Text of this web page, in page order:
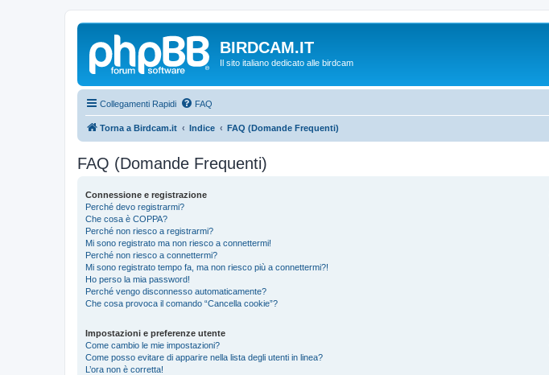
BIRDCAM.IT
Il sito italiano dedicato alle birdcam
Collegamenti Rapidi FAQ
Torna a Birdcam.it Indice FAQ (Domande Frequenti)
FAQ (Domande Frequenti)
Connessione e registrazione
Perché devo registrarmi?
Che cosa è COPPA?
Perché non riesco a registrarmi?
Mi sono registrato ma non riesco a connettermi!
Perché non riesco a connettermi?
Mi sono registrato tempo fa, ma non riesco più a connettermi?!
Ho perso la mia password!
Perché vengo disconnesso automaticamente?
Che cosa provoca il comando “Cancella cookie”?
Impostazioni e preferenze utente
Come cambio le mie impostazioni?
Come posso evitare di apparire nella lista degli utenti in linea?
L’ora non è corretta!